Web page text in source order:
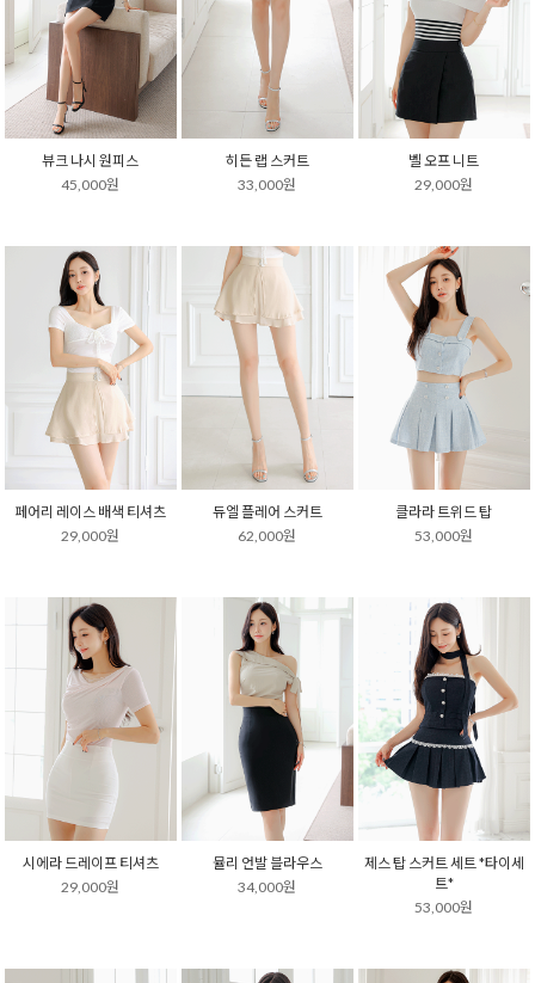
뷰크 나시 원피스
45,000원
히든 랩 스커트
33,000원
벨 오프 니트
29,000원
페어리 레이스 배색 티셔츠
29,000원
듀엘 플레어 스커트
62,000원
클라라 트위드 탑
53,000원
시에라 드레이프 티셔츠
29,000원
뮬리 언발 블라우스
34,000원
제스 탑 스커트 세트 *타이세
트*
53,000원